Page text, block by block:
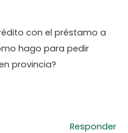
con el préstamo a
hago para pedir
provincia?
Responder